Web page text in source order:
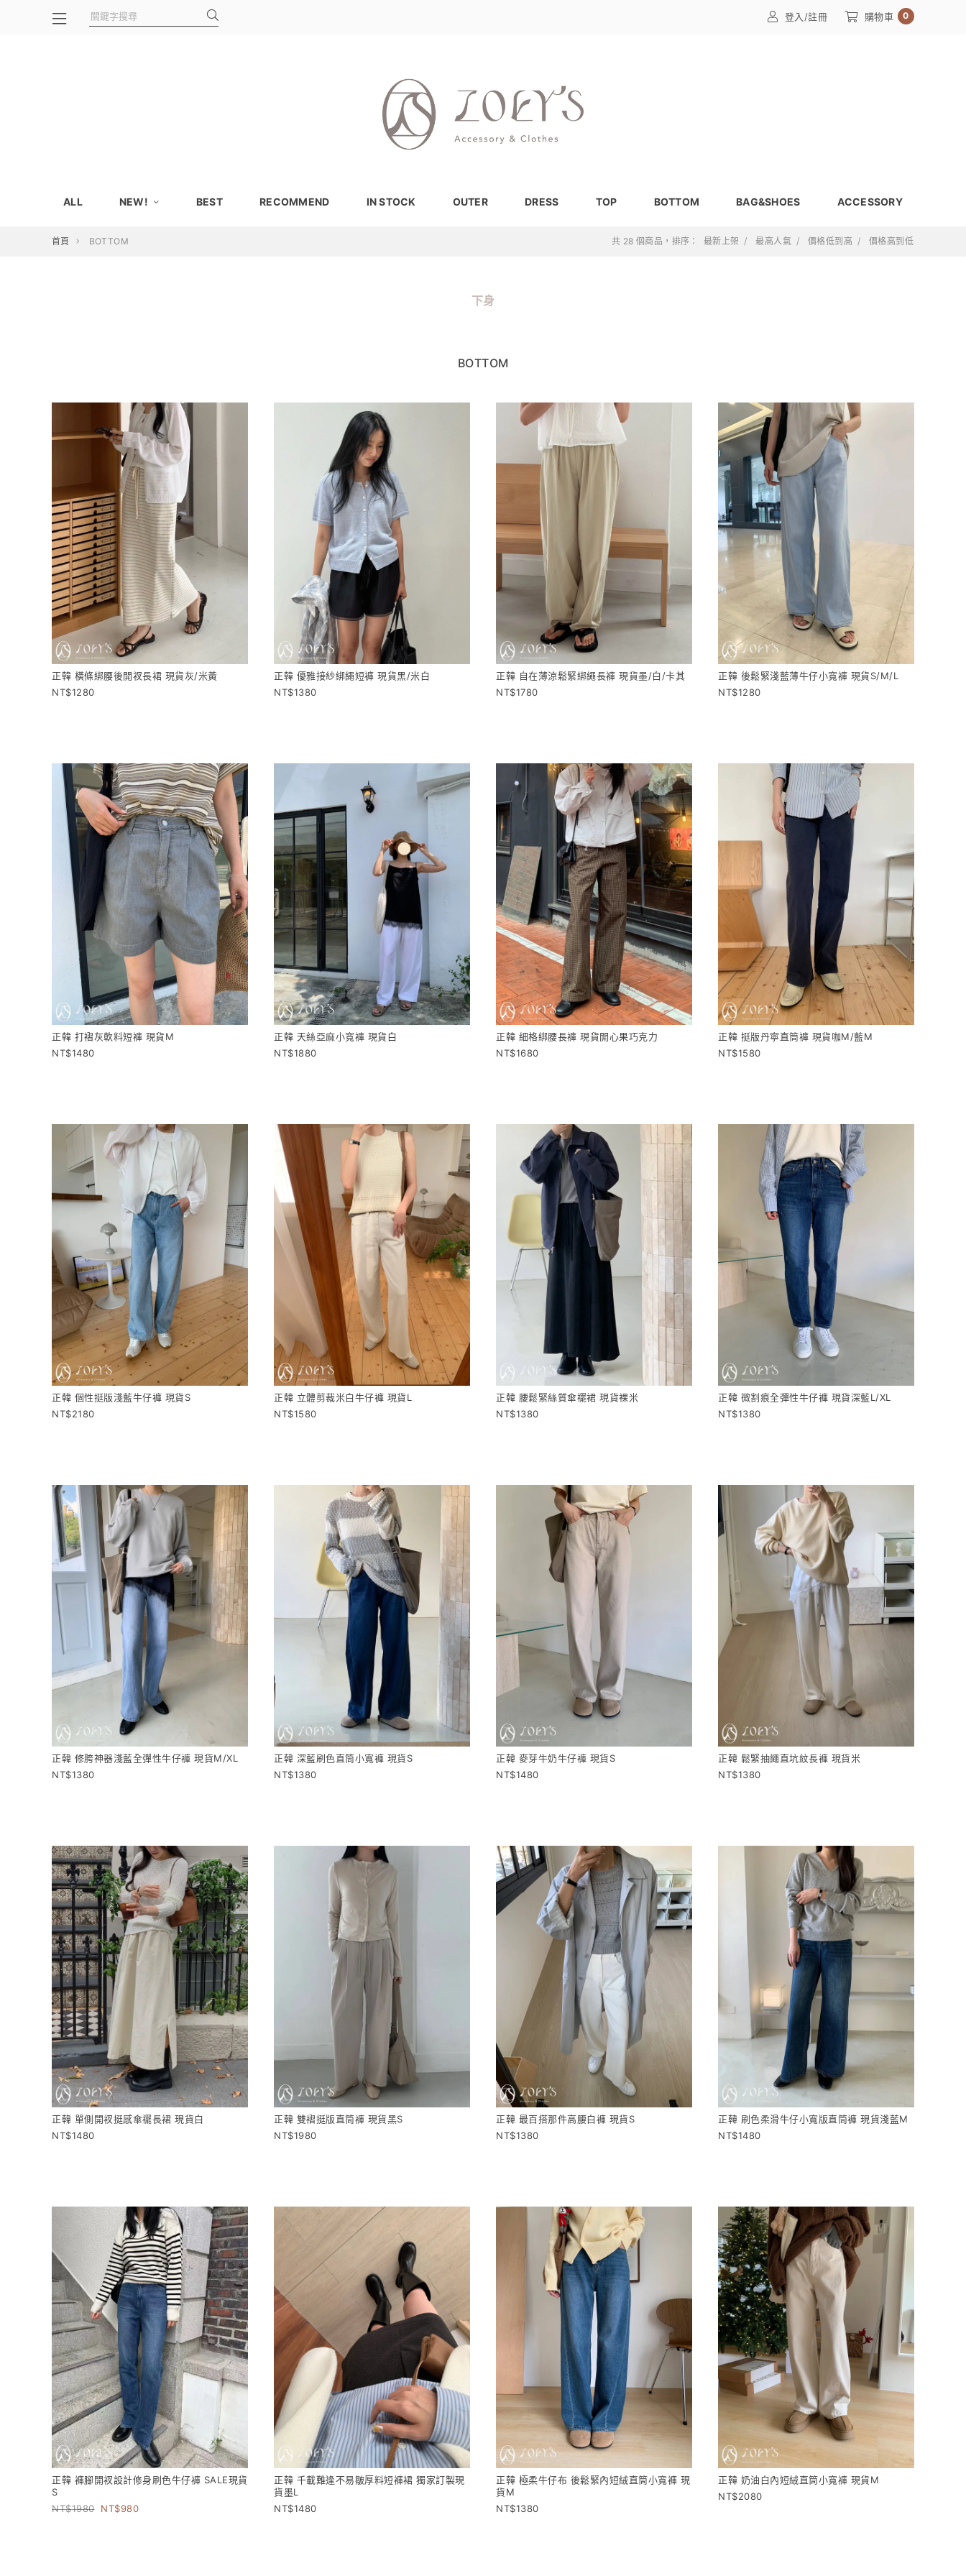
登入/註冊 購物車 0
ALL NEW! BEST RECOMMEND IN STOCK OUTER DRESS TOP BOTTOM BAG&SHOES ACCESSORY
首頁 BOTTOM 共 28 個商品，排序： 最新上架 最高人氣 價格低到高 價格高到低
下身
BOTTOM
正韓 橫條綁腰後開衩長裙 現貨灰/米黃
1280
正韓 優雅接紗綁繩短褲 現貨黑/米白
1380
正韓 自在薄涼鬆緊綁繩長褲 現貨墨/白/卡其
1780
正韓 後鬆緊淺藍薄牛仔小寬褲 現貨S/M/L
1280
正韓 打褶灰軟料短褲 現貨M
1480
正韓 天絲亞麻小寬褲 現貨白
1880
正韓 細格綁腰長褲 現貨開心果巧克力
1680
正韓 挺版丹寧直筒褲 現貨咖M/藍M
1580
正韓 個性挺版淺藍牛仔褲 現貨S
2180
正韓 立體剪裁米白牛仔褲 現貨L
1580
正韓 腰鬆緊絲質傘襬裙 現貨裸米
1380
正韓 微割痕全彈性牛仔褲 現貨深藍L/XL
1380
正韓 修胯神器淺藍全彈性牛仔褲 現貨M/XL
1380
正韓 深藍刷色直筒小寬褲 現貨S
1380
正韓 麥芽牛奶牛仔褲 現貨S
1480
正韓 鬆緊抽繩直坑紋長褲 現貨米
1380
正韓 單側開衩挺感傘襬長裙 現貨白
1480
正韓 雙褶挺版直筒褲 現貨黑S
1980
正韓 最百搭那件高腰白褲 現貨S
1380
正韓 刷色柔滑牛仔小寬版直筒褲 現貨淺藍M
1480
正韓 褲腳開衩設計修身刷色牛仔褲 SALE現貨
S
1980
980
正韓 千載難逢不易皺厚料短褲裙 獨家訂製現
貨墨L
1480
正韓 極柔牛仔布 後鬆緊內短絨直筒小寬褲 現
貨M
1380
正韓 奶油白內短絨直筒小寬褲 現貨M
2080